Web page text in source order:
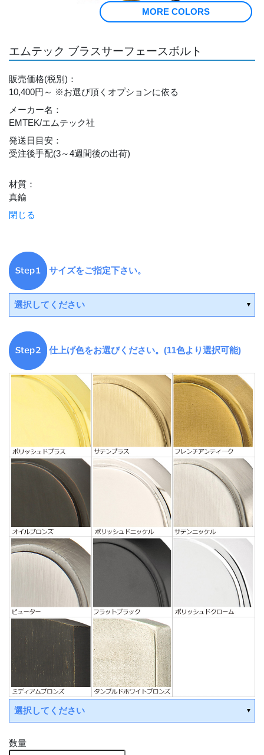
MORE COLORS
エムテック ブラスサーフェースボルト
販売価格(税別) ：
10,400円～ ※お選び頂くオプションに依る
メーカー名 ：
EMTEK/エムテック社
発送日目安 ：
受注後手配(3～4週間後の出荷)
材質 ：
真鍮
閉じる
サイズをご指定下さい。
選択してください
仕上げ色をお選びください。(11色より選択可能)
選択してください
数量